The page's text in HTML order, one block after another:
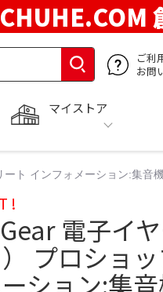
ご利
お問
マイストア
ト インフォメーション:集音
!
電子イ
プロショ
ション:集